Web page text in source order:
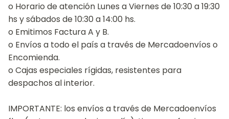
o Horario de atención Lunes a Viernes de 10:30 a 19:30
hs y sábados de 10:30 a 14:00 hs.
o Emitimos Factura A y B.
o Envíos a todo el país a través de Mercadoenvíos o
Encomienda.
o Cajas especiales rígidas, resistentes para
despachos al interior.
IMPORTANTE: los envíos a través de Mercadoenvíos